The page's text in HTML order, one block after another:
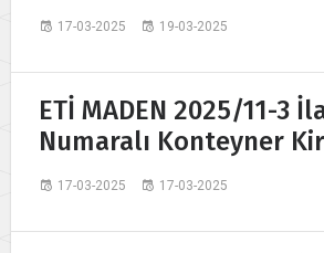
17-03-2025 19-03-2025
ETİ MADEN 2025/11-3
Numaralı Konteyner
17-03-2025 17-03-2025